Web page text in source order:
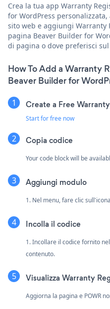
Crea la tua app Warranty
for WordPress
sito web e aggiungi Warranty
pagina Beaver Builder for
di pagina o dove preferisci
How To Add a Warranty
Beaver Builder for
Create a Free
Start for free now
Copia codice
Your code block will be
Aggiungi modulo
1. Nel menu, fare clic sull'icona
Incolla il codice
1. Incollare il codice fornito
contenuto.
Visualizza Warranty
Aggiorna la pagina e POWR